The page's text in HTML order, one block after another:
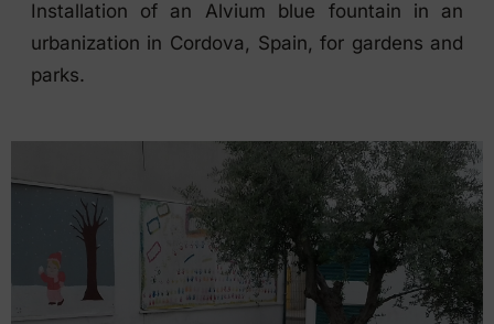
Installation of an Alvium blue fountain in an
urbanization in Cordova, Spain, for gardens and
parks.